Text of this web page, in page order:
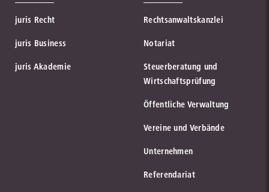
juris Recht
juris Business
juris Akademie
Rechtsanwaltskanzlei
Notariat
Steuerberatung und
Wirtschaftsprüfung
Öffentliche Verwaltung
Vereine und Verbände
Unternehmen
Referendariat